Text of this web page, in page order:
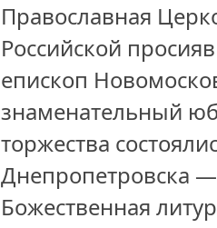
Православная
Российской
епископ
знаменательный
торжества
Днепропетровска
Божественная